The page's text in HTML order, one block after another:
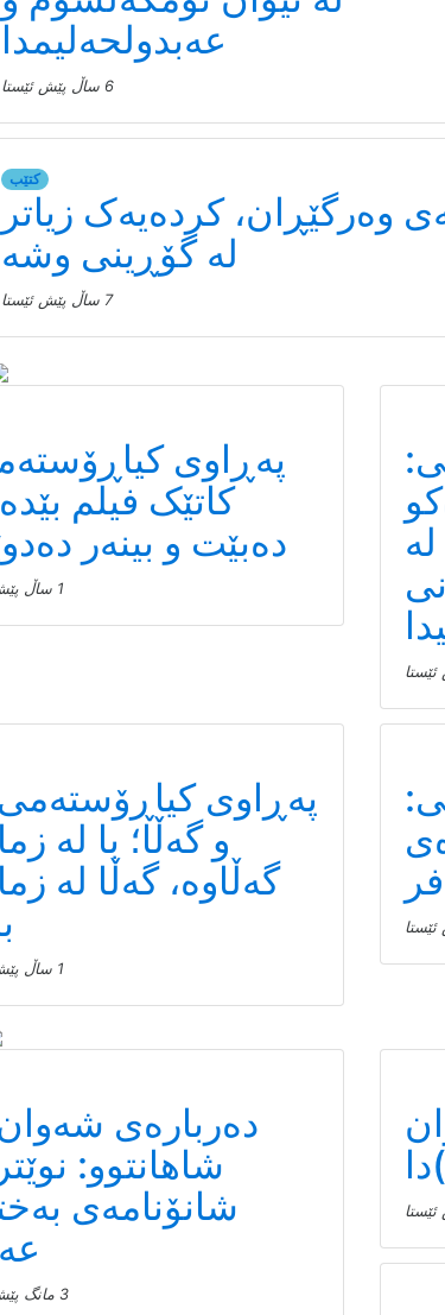
عەبدولحەلیمدا
6 ساڵ پێش ئێستا
کتێب
وەرگێڕان، کردەیەک زیاتر
لە گۆڕینی وشە
7 ساڵ پێش ئێستا
پەڕاوی
کاتێک فیلم
دەبێت و بینەر
1 ساڵ پێش ئێستا
پەڕاوی
و گەڵا؛ با لە
گەڵاوە، گەڵا لە
1 ساڵ پێش ئێستا
دەربارەی
شاهانتوو:
شانۆنامەی
3 مانگ پێش ئێستا